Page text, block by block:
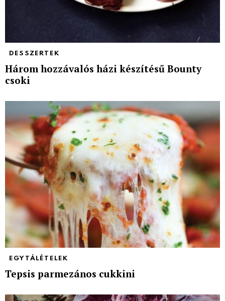
DESSZERTEK
Három hozzávalós házi készítésű Bounty
csoki
EGYTÁLÉTELEK
Tepsis parmezános cukkini